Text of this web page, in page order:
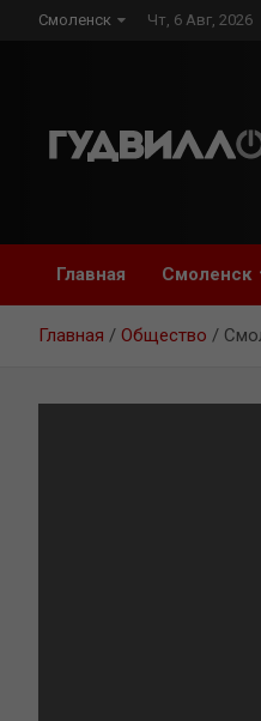
Смоленск Чт, 6 Авг, 2026
Главная Смоленск
Главная Общество